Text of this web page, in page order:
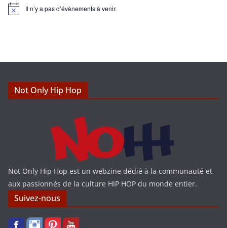
N
Il n’y a pas d’évènements à venir.
Not Only Hip Hop
Not Only Hip Hop est un webzine dédié à la communauté et
aux passionnés de la culture HIP HOP du monde entier.
Suivez-nous